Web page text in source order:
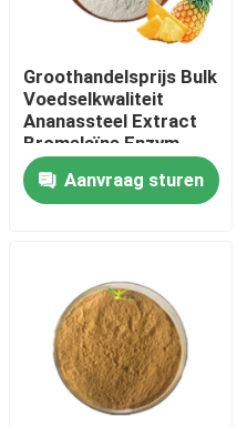
Groothandelsprijs Bulk
Voedselkwaliteit
Ananassteel Extract
Bromelaïne Enzym
Poeder 1200/2400
GDU Aanvraag sturen